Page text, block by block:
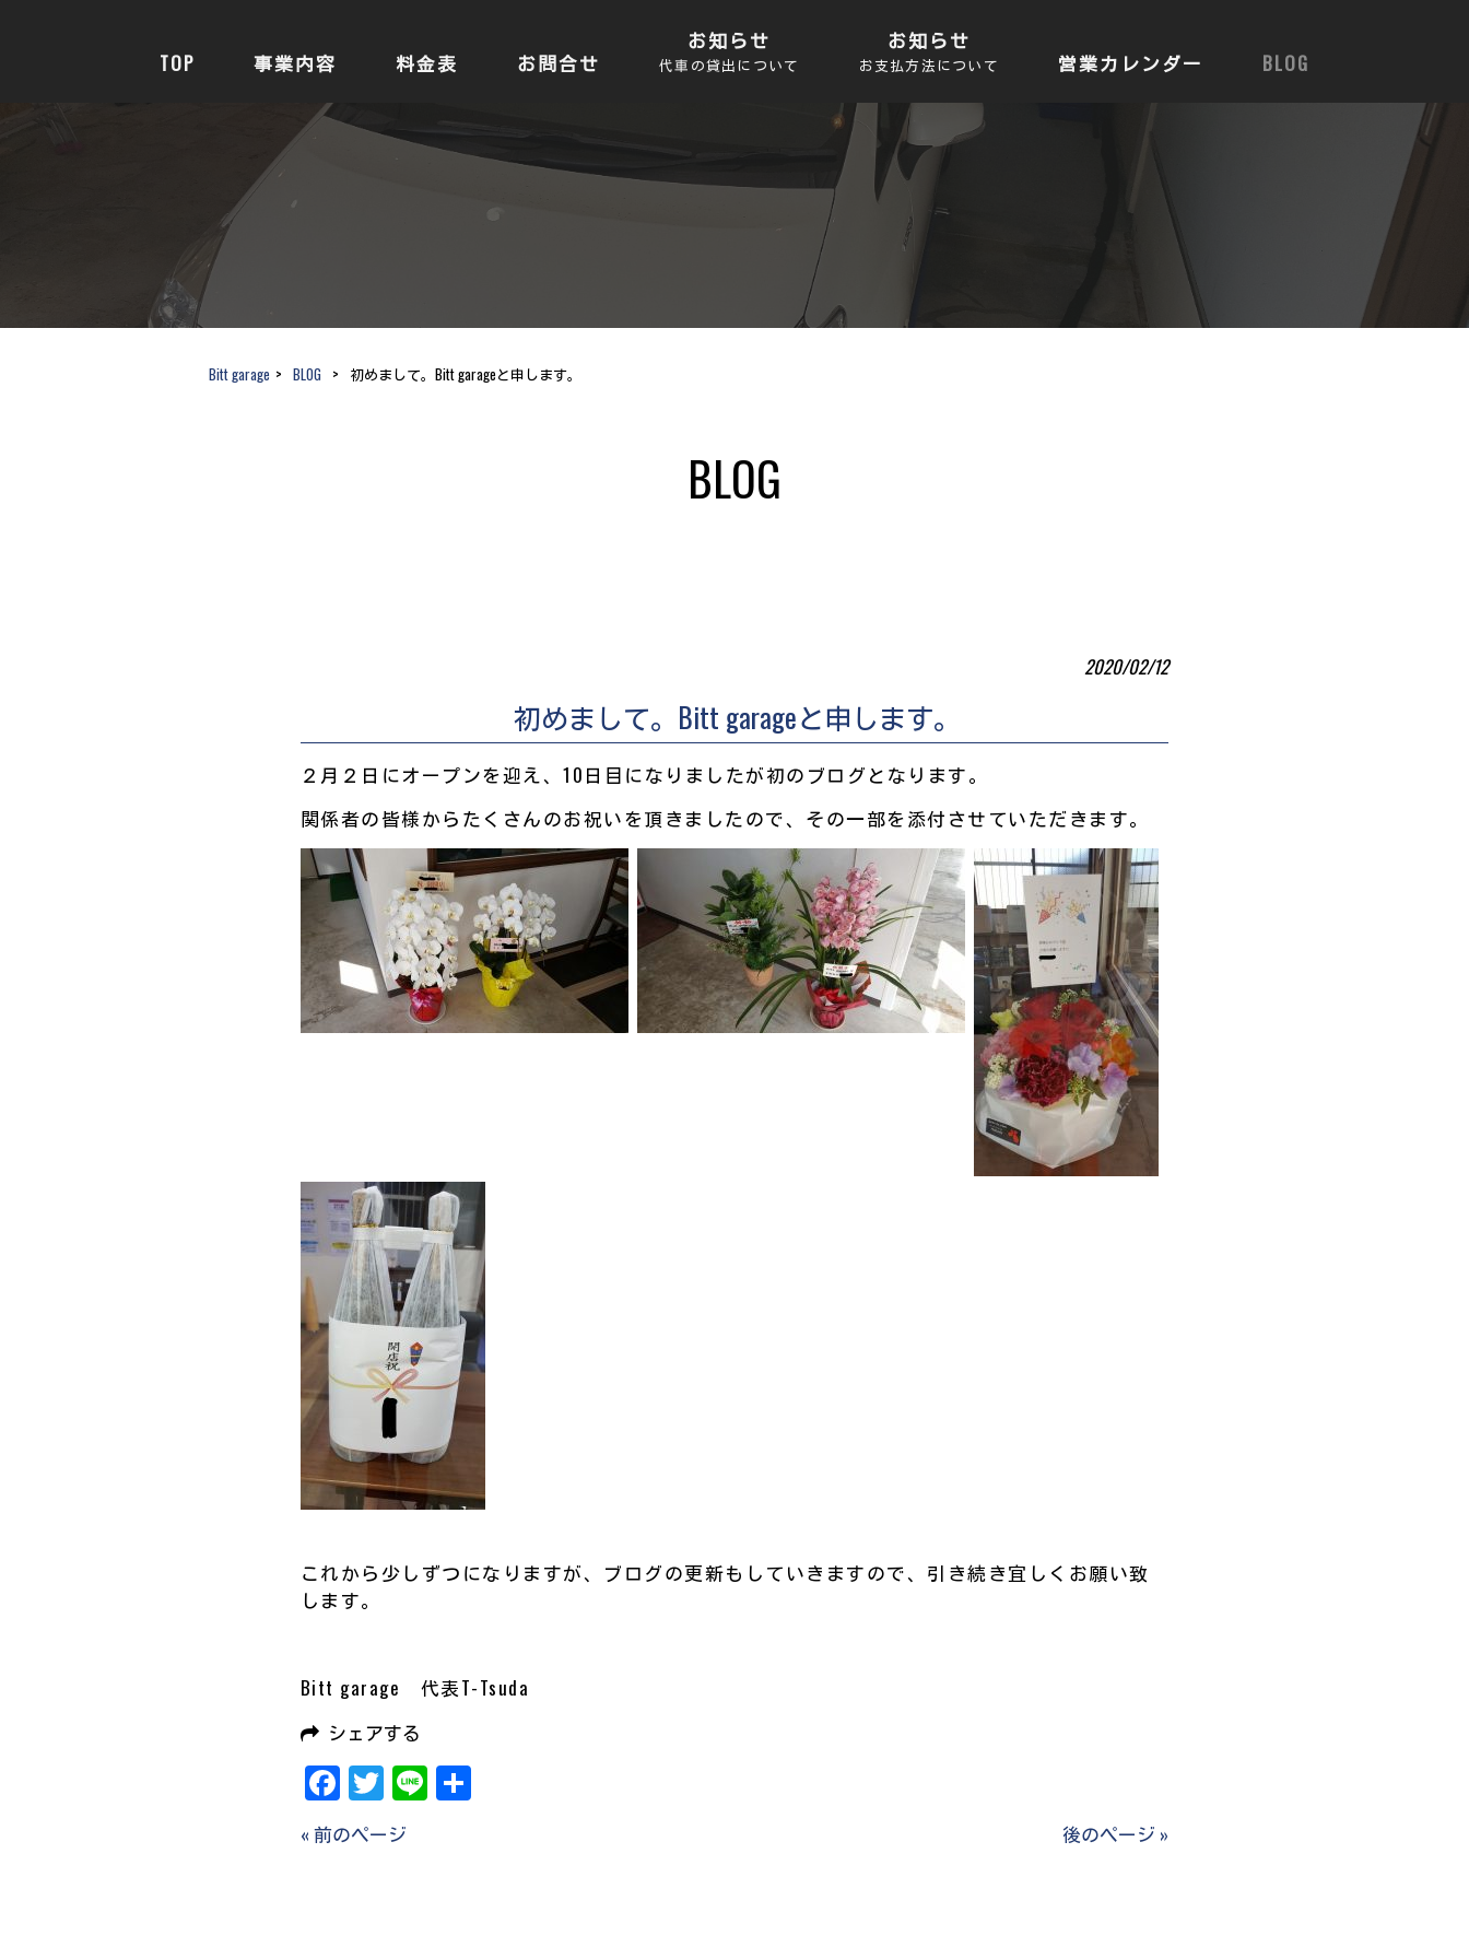
TOP 事業内容 料金表 お問合せ
お知らせ
代車の貸出について
お知らせ
お支払方法について 営業カレンダー BLOG
Bitt garage > BLOG > 初めまして。Bitt garageと申します。
BLOG
2020/02/12
初めまして。Bitt garageと申します。
２月２日にオープンを迎え、10日目になりましたが初のブログとなります。
関係者の皆様からたくさんのお祝いを頂きましたので、その一部を添付させていただきます。
これから少しずつになりますが、ブログの更新もしていきますので、引き続き宜しくお願い致
します。
Bitt garage 代表T-Tsuda
シェアする
Facebook
Twitter
Line共
« 前のページ 後のページ »